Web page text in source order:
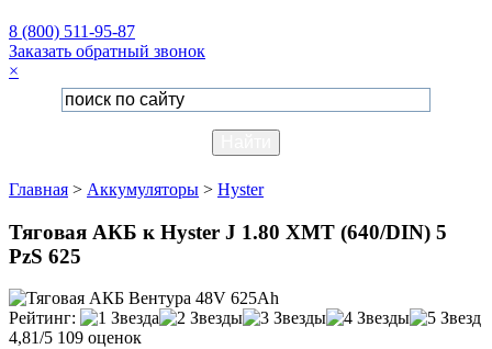
8 (800) 511-95-87
Заказать обратный звонок
×
Главная > Аккумуляторы > Hyster
Тяговая АКБ к Hyster J 1.80 XMT (640/DIN) 5
PzS 625
Рейтинг:
4,81/5 109 оценок